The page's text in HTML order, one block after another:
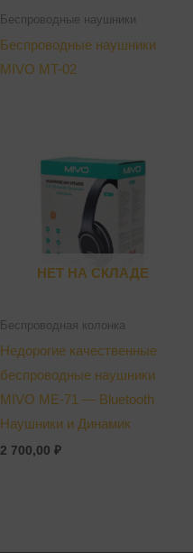
Беспроводные наушники
Беспроводные наушники
MIVO MT-02
НЕТ НА СКЛАДЕ
Беспроводная колонка
Недорогие качественные
беспроводные наушники
MIVO ME-71 — Bluetooth
Наушники и Динамик
2 700,00 ₽